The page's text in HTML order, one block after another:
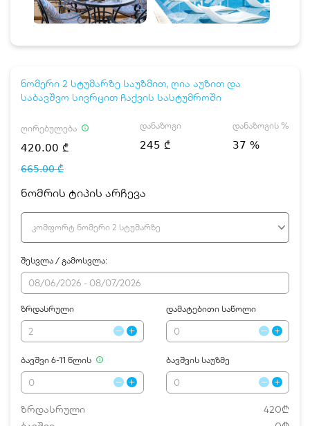
ნომერი 2 სტუმარზე საუზმით, ღია აუზით და
საბავშვო სივრცით ჩაქვის სასტუმროში
ღირებულება
420.00 ₾
665.00 ₾
დანაზოგი
245 ₾
დანაზოგის %
37 %
ნომრის ტიპის არჩევა
კომფორტ ნომერი 2 სტუმარზე
შესვლა / გამოსვლა:
ზრდასრული დამატებითი საწოლი
ბავშვი 6-11 წლის ბავშვის საუზმე
ზრდასრული
420₾